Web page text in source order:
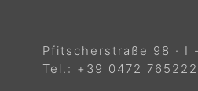
Pfitscherstraße 98 · I -
Tel.: +39 0472 765222